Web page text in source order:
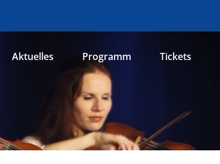
Aktuelles Programm Tickets